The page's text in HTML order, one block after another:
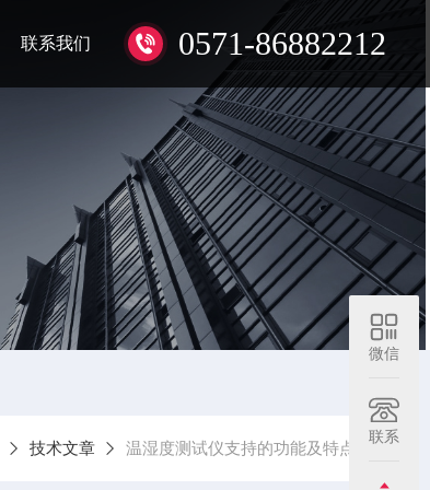
0571-86882212
联系我们
技术文章 温湿度测试仪支持的功能及特点
微信
联系